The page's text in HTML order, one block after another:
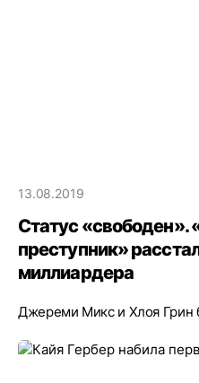
13.08.2019
Статус
преступник»
миллиардера
Джереми Микс и Хлоя Грин